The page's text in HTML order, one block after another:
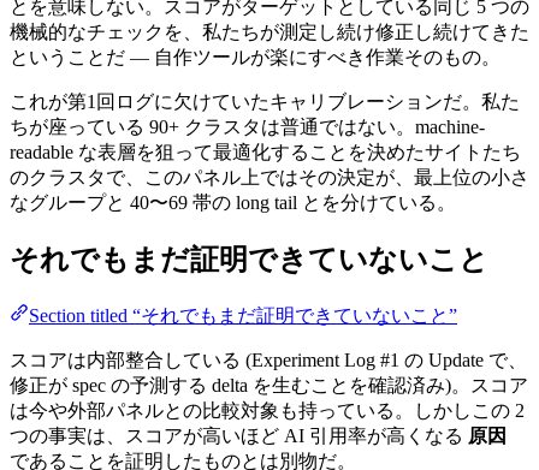
とを意味しない。スコアがターゲットとしている同じ 5 つの
機械的なチェックを、私たちが測定し続け修正し続けてきた
ということだ — 自作ツールが楽にすべき作業そのもの。
これが第1回ログに欠けていたキャリブレーションだ。私た
ちが座っている 90+ クラスタは普通ではない。machine-
readable な表層を狙って最適化することを決めたサイトたち
のクラスタで、このパネル上ではその決定が、最上位の小さ
なグループと 40〜69 帯の long tail とを分けている。
それでもまだ証明できていないこと
Section titled “それでもまだ証明できていないこと”
スコアは内部整合している (Experiment Log #1 の Update で、
修正が spec の予測する delta を生むことを確認済み)。スコア
は今や外部パネルとの比較対象も持っている。しかしこの 2
つの事実は、スコアが高いほど AI 引用率が高くなる 原因
であることを証明したものとは別物だ。